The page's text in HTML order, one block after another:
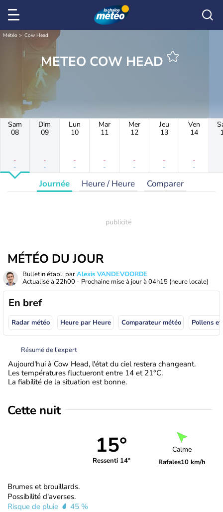
Météo Cow Head
METEO COW HEAD
Sam
08
-
-
Dim
09
-
-
Lun
10
-
-
Mar
11
-
-
Mer
12
-
-
Jeu
13
-
-
Ven
14
-
-
Journée Heure / Heure Comparer
MÉTÉO DU JOUR
Bulletin établi parAlexis VANDEVOORDE
Actualisé à 22h00 - Prochaine mise à jour à 04h15 (heure locale)
En bref
Radar météo Heure par Heure Comparateur météo Pollens
Résumé de l’expert
Aujourd'hui à Cow Head, l'état du ciel restera changeant.
Les températures fluctueront entre 14 et 21°C.
La fiabilité de la situation est bonne.
Cette nuit
15°
Ressenti 14°
Calme
Rafales10 km/h
Brumes et brouillards.
Possibilité d'averses.
Risque de pluie
45 %